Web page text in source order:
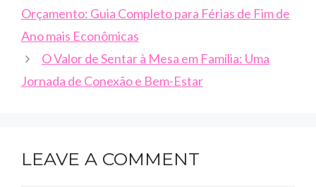
Orçamento: Guia Completo para Férias de Fim de
Ano mais Econômicas
O Valor de Sentar à Mesa em Família: Uma
Jornada de Conexão e Bem-Estar
LEAVE A COMMENT